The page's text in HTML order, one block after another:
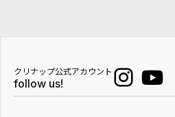
クリナップ公式アカウント
follow us!